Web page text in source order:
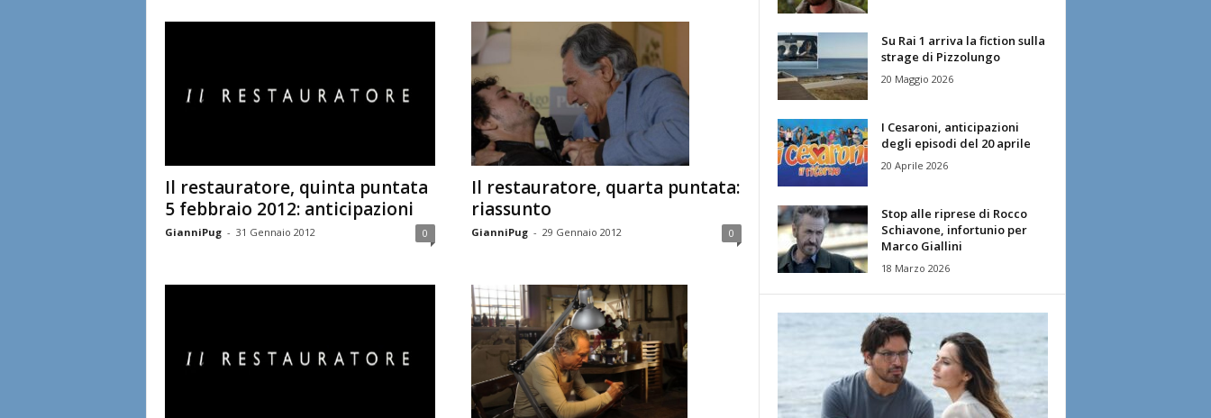
Il restauratore, quinta puntata
5 febbraio 2012: anticipazioni
GianniPug - 31 Gennaio 2012 0
Il restauratore, quarta puntata:
riassunto
GianniPug - 29 Gennaio 2012 0
Su Rai 1 arriva la fiction sulla
strage di Pizzolungo
20 Maggio 2026
I Cesaroni, anticipazioni
degli episodi del 20 aprile
20 Aprile 2026
Stop alle riprese di Rocco
Schiavone, infortunio per
Marco Giallini
18 Marzo 2026